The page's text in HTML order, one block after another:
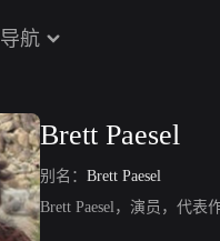
导航
Brett Paesel
别名： Brett Paesel
Brett Paesel，演员，代表